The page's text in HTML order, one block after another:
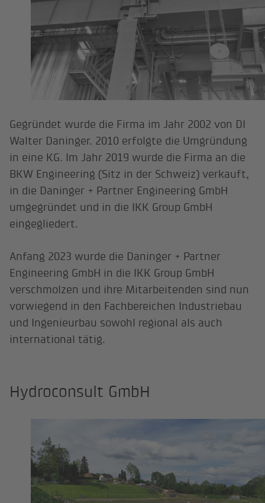
Gegründet wurde die Firma im Jahr 2002 von DI
Walter Daninger. 2010 erfolgte die Umgründung
in eine KG. Im Jahr 2019 wurde die Firma an die
BKW Engineering (Sitz in der Schweiz) verkauft,
in die Daninger + Partner Engineering GmbH
umgegründet und in die IKK Group GmbH
eingegliedert.
Anfang 2023 wurde die Daninger + Partner
Engineering GmbH in die IKK Group GmbH
verschmolzen und ihre Mitarbeitenden sind nun
vorwiegend in den Fachbereichen Industriebau
und Ingenieurbau sowohl regional als auch
international tätig.
Hydroconsult GmbH